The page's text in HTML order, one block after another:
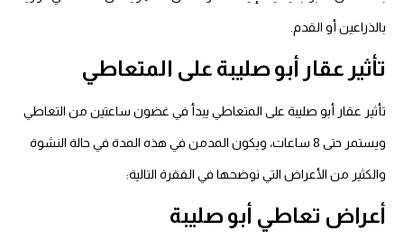
بالذراعين أو القدم.
تأثير عقار أبو صليبة على المتعاطي
تأثير عقار أبو صليبة على المتعاطي يبدأ في غضون ساعتين من التعاطي
ويستمر حتى 8 ساعات، ويكون المدمن في هذه المدة في حالة النشوة
والكثير من الأعراض التي نوضحها في الفقرة التالية:
أعراض تعاطي أبو صليبة